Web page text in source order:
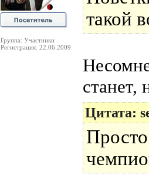
Группа: Участники
Регистрация: 22.06.2009
такой
станет,
Цитата: